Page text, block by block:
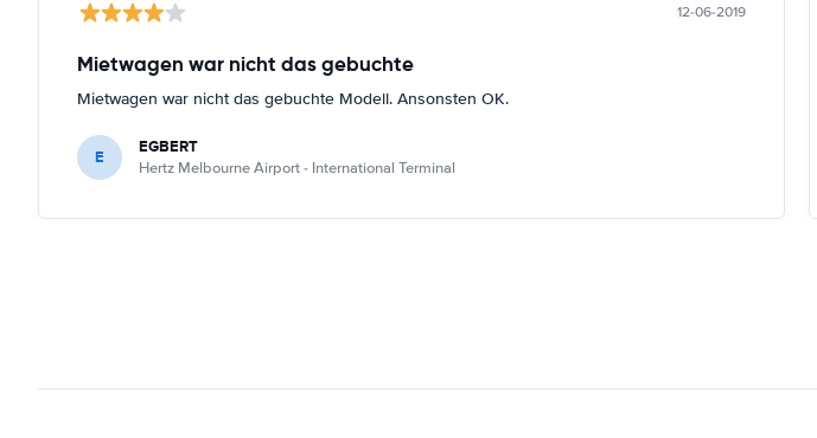
12-06-2019
Mietwagen war nicht das gebuchte
Mietwagen war nicht das gebuchte Modell. Ansonsten OK.
E EGBERT
Hertz Melbourne Airport - International Terminal